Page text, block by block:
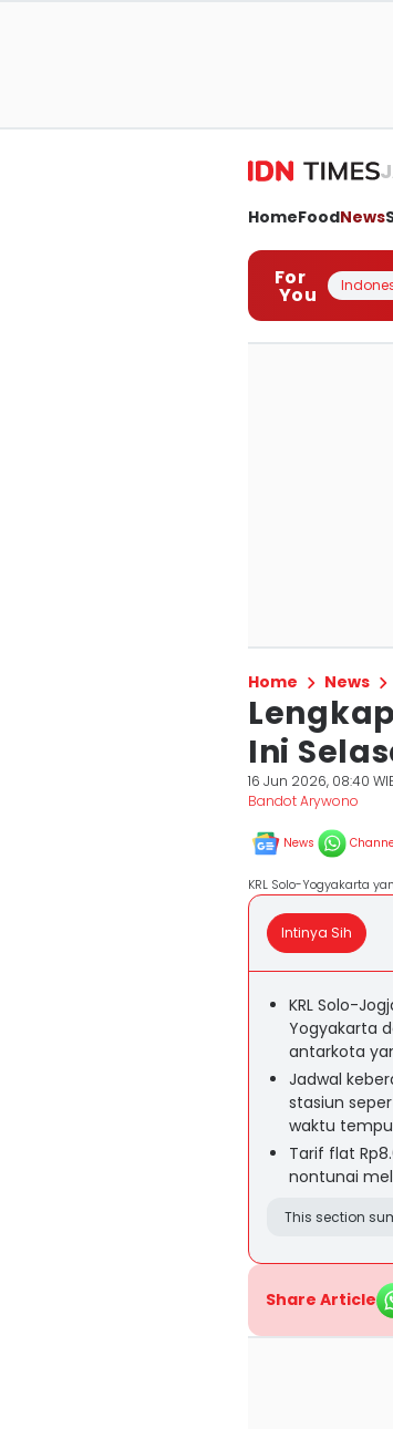
HomeFoodNews
For
You
Home News
Ini
16 Jun 2026, 08:40
Bandot Arywono
News
KRL Solo-Yogyakarta
Intinya Sih
KRL Solo-
Yogyakarta
antarkota
Jadwal
stasiun
waktu
Tarif flat
nontunai
This section
Share Article